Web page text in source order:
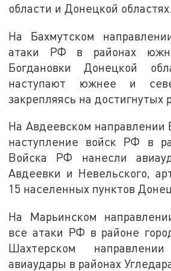
области и Донецкой областях.
На Бахмутском
атаки РФ в районах
Богдановки Донецкой
наступают южнее и
закрепляясь на достигнутых
На Авдеевском
наступление войск РФ в
Войска РФ нанесли
Авдеевки и Невельского,
15 населенных пунктов
На Марьинском
все атаки РФ в районе
Шахтерском
авиаудары в районах